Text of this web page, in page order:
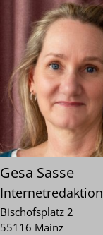
Gesa Sasse
Internetredaktion
Bischofsplatz 2
55116 Mainz